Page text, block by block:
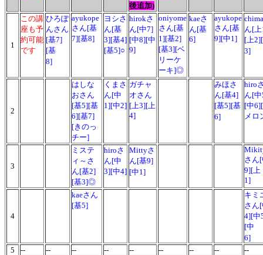
後追加)
1
この講
座も予
約可能
です
ひろぽ
んさん
[基7]
[基
8]
ayukope
さん[基
7][基8]
ヨシさ
ん[基
3][基4]
[基5]○
hirokさ
ん[中7]
[中8][中
9]
oniyome
さん[基
1][基2]
[基3][ベ
リーケ
ーキ]◎
kaeさ
ん[基
6]
ayukope
さん[基
9][中1]
ん[
[上
3]
2
はしな
おさん
[基5][基
6][基7]
[きのっ
チー]
くまさ
ん[中
1][中2]
ガチャ
オさん
[上3][ 上
4]
みほさ
ん[基4]
[基5][基
6]
hiro
ん[
[中
メロ
3
ミステ
ィ～さ
ん[基2]
[基3]◎
hiroさ
ん[中
3][中4]
Mittyさ
ん[基9]
[中1]
さん
9][上
1]
4
kaeさん
[基5]
キミ
さん
4][中
[中
6]
5
-- -- -- -- -- -- -- --
--